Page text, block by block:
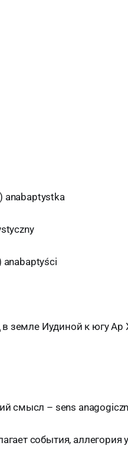
anabaptystka
anabaptyści
земле Иудиной к югу Ap
смысл – sens
события, аллегория